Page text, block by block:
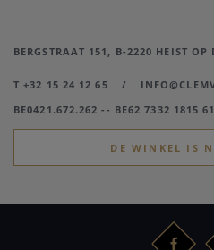
BERGSTRAAT 151, B-2220 HEIST OP
T +32 15 24 12 65 /
BE0421.672.262 -- BE62 7332 1815
DE WINKEL IS